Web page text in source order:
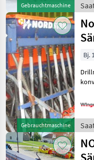
Gebrauchtmaschine
Gebrauchtmaschine
Bj.